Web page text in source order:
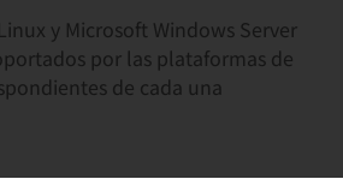
y Microsoft Windows Server
por las plataformas de
de cada una